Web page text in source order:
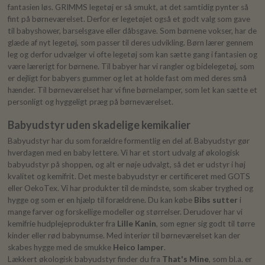
fantasien løs. GRIMMS legetøj er så smukt, at det samtidig pynter så
fint på børneværelset. Derfor er legetøjet også et godt valg som gave
til babyshower, barselsgave eller dåbsgave. Som børnene vokser, har de
glæde af nyt legetøj, som passer til deres udvikling. Børn lærer gennem
leg og derfor udvælger vi ofte legetøj som kan sætte gang i fantasien og
være lærerigt for børnene. Til babyer har vi rangler og bidelegetøj, som
er dejligt for babyers gummer og let at holde fast om med deres små
hænder. Til børneværelset har vi fine børnelamper, som let kan sætte et
personligt og hyggeligt præg på børneværelset.
Babyudstyr uden skadelige kemikalier
Babyudstyr har du som forældre formentlig en del af. Babyudstyr gør
hverdagen med en baby lettere. Vi har et stort udvalg af økologisk
babyudstyr på shoppen, og alt er nøje udvalgt, så det er udstyr i høj
kvalitet og kemifrit. Det meste babyudstyr er certificeret med GOTS
eller OekoTex. Vi har produkter til de mindste, som skaber tryghed og
hygge og som er en hjælp til forældrene. Du kan købe Bibs sutter i
mange farver og forskellige modeller og størrelser. Derudover har vi
kemifrie hudplejeprodukter fra Lille Kanin, som egner sig godt til tørre
kinder eller rød babynumse. Med interiør til børneværelset kan der
skabes hygge med de smukke Heico lamper.
Lækkert økologisk babyudstyr finder du fra That's Mine, som bl.a. er